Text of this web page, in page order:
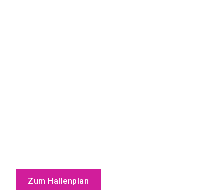
Zum Hallenplan